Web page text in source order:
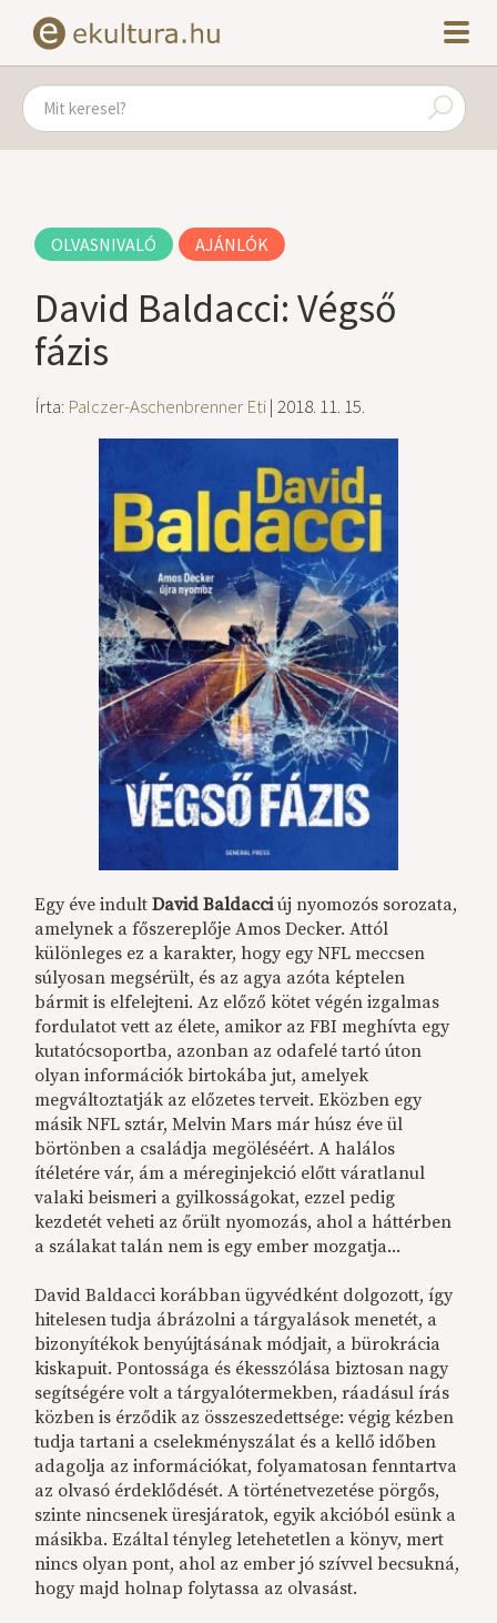
OLVASNIVALÓ AJÁNLÓK
David Baldacci: Végső
fázis
Írta: Palczer-Aschenbrenner Eti| 2018. 11. 15.
Egy éve indultDavid Baldacciúj nyomozós sorozata,
amelynek a főszereplője Amos Decker.Attól
különleges ez a karakter, hogy egy NFL meccsen
súlyosan megsérült, és az agya azóta képtelen
bármit is elfelejteni. Az előző kötet végén izgalmas
fordulatot vett az élete, amikor az FBI meghívta egy
kutatócsoportba, azonban az odafelé tartó úton
olyan információk birtokába jut, amelyek
megváltoztatják az előzetes terveit.Eközben egy
másik NFL sztár, Melvin Marsmár húsz éve ül
börtönben a családja megöléséért. A halálos
ítéletére vár, ám a méreginjekció előtt váratlanul
valaki beismeri a gyilkosságokat, ezzel pedig
kezdetét veheti az őrült nyomozás, ahol a háttérben
a szálakat talán nem is egy ember mozgatja...
David Baldacci korábban ügyvédként dolgozott, így
hitelesen tudja ábrázolni a tárgyalások menetét, a
bizonyítékok benyújtásának módjait, a bürokrácia
kiskapuit. Pontossága és ékesszólása biztosan nagy
segítségére volt a tárgyalótermekben, ráadásul írás
közben is érződik az összeszedettsége: végig kézben
tudja tartani a cselekményszálat és a kellő időben
adagolja az információkat, folyamatosan fenntartva
az olvasó érdeklődését. A történetvezetése pörgős,
szinte nincsenek üresjáratok, egyik akcióból esünk a
másikba. Ezáltal tényleg letehetetlen a könyv, mert
nincs olyan pont, ahol az ember jó szívvel becsukná,
hogy majd holnap folytassa az olvasást.